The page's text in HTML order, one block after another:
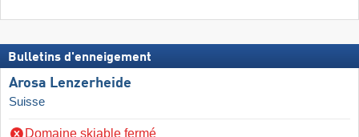
Bulletins d'enneigement
Arosa Lenzerheide
Suisse
Domaine skiable fermé